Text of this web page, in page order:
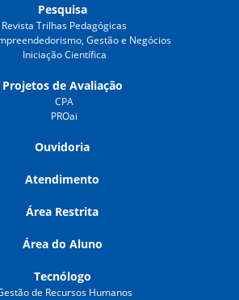
Pesquisa
Revista Trilhas Pedagógicas
Gestão e Negócios
Iniciação Científica
Projetos de Avaliação
CPA
PROai
Ouvidoria
Atendimento
Área Restrita
Área do Aluno
Tecnólogo
de Recursos Humanos